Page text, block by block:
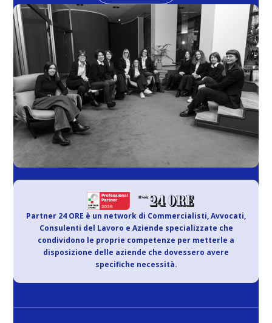
Partner 24 ORE è un network di Commercialisti, Avvocati,
Consulenti del Lavoro e Aziende specializzate che
condividono le proprie competenze per metterle a
disposizione delle aziende che dovessero avere
specifiche necessità.